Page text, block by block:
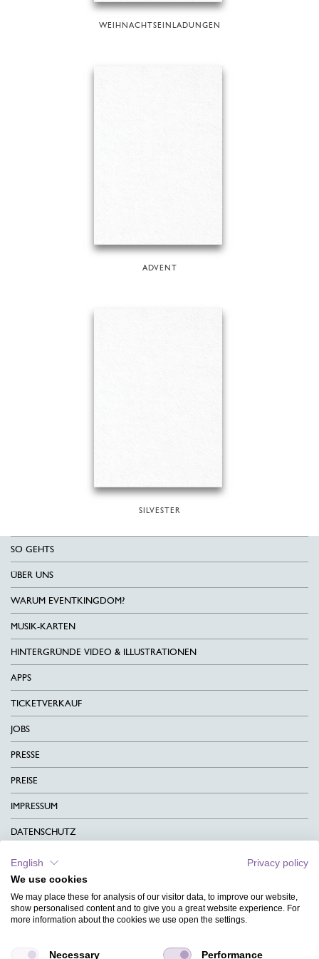
WEIHNACHTSEINLADUNGEN
ADVENT
SILVESTER
SO GEHTS
ÜBER UNS
WARUM EVENTKINGDOM?
MUSIK-KARTEN
HINTERGRÜNDE VIDEO & ILLUSTRATIONEN
APPS
TICKETVERKAUF
JOBS
PRESSE
PREISE
IMPRESSUM
DATENSCHUTZ
KONTAKT
AGB
CHARITY
English
Privacy policy
We use cookies
We may place these for analysis of our visitor data, to improve our website,
show personalised content and to give you a great website experience. For
more information about the cookies we use open the settings.
Necessary Performance